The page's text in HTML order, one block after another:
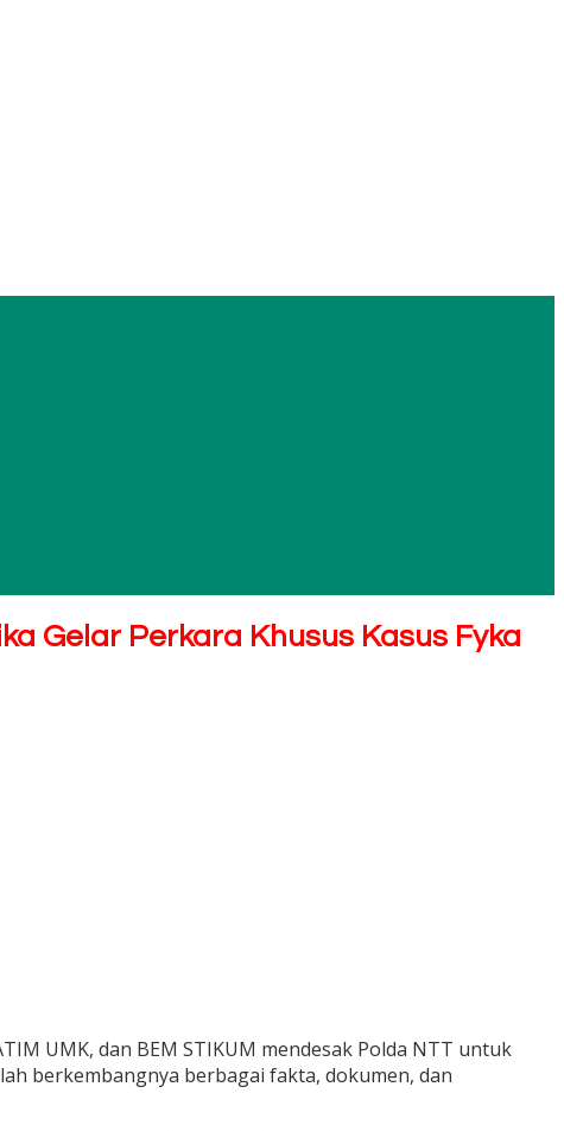
Gelar Perkara Khusus Kasus Fyka
UMK, dan BEM STIKUM mendesak Polda NTT untuk
berkembangnya berbagai fakta, dokumen, dan